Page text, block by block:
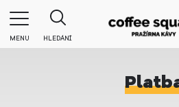
MENU HLEDÁNÍ